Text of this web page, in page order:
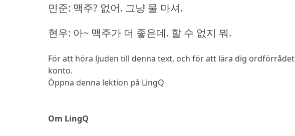
민준: 맥주? 없어. 그냥 물 마셔.
현우: 아~ 맥주가 더 좋은데. 할 수 없지 뭐.
För att höra ljuden till denna text, och för att lära dig ordförrådet
konto.
Öppna denna lektion på LingQ
Om LingQ